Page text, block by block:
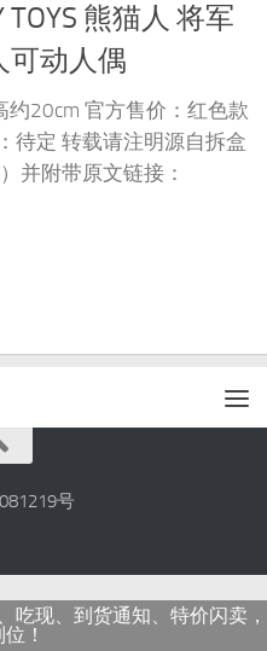
TOYS 熊猫人 将军
可动人偶
约20cm 官方售价：红色款
待定 转载请注明源自拆盒
并附带原文链接：
号
吃现、到货通知、特价闪卖，
！